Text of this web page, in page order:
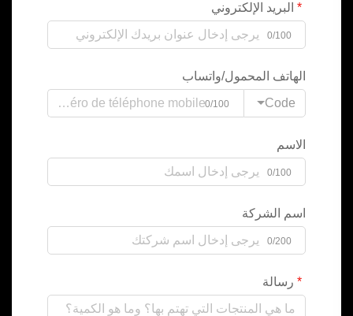
البريد الإلكتروني
0/100
الهاتف المحمول/واتساب
Code
0/100
الاسم
0/100
اسم الشركة
0/200
رسالة